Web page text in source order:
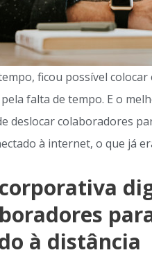
ficou possível
falta de tempo. E o
deslocar colaboradores
à internet, o que já
à distância